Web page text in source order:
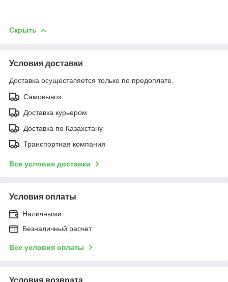
Скрыть
Условия доставки
Доставка осуществляется только по предоплате.
Самовывоз
Доставка курьером
Доставка по Казахстану
Транспортная компания
Все условия доставки
Условия оплаты
Наличными
Безналичный расчет
Все условия оплаты
Условия возврата